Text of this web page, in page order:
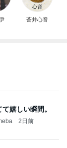
蒼井心音
嬉しい瞬間。
2日前